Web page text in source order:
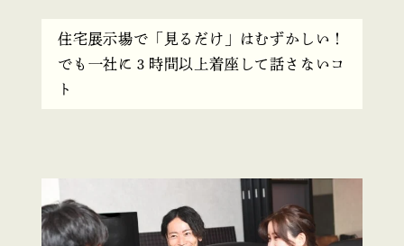
住宅展示場で「見るだけ」はむずかしい！
でも一社に３時間以上着座して話さないコ
ト